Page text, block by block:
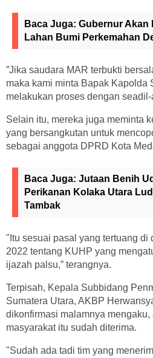
Baca Juga: Gubernur Akan
Lahan Bumi Perkemahan
”Jika saudara MAR terbukti
maka kami minta Bapak Kapolda
melakukan proses dengan
Selain itu, mereka juga meminta
yang bersangkutan untuk
sebagai anggota DPRD Kota
Baca Juga: Jutaan Benih
Perikanan Kolaka Utara
Tambak
"Itu sesuai pasal yang tertuang di
2022 tentang KUHP yang
ijazah palsu,” terangnya.
Terpisah, Kepala Subbidang
Sumatera Utara, AKBP
dikonfirmasi malamnya
masyarakat itu sudah diterima.
"Sudah ada tadi tim yang